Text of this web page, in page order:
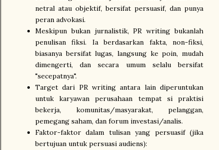
netral atau objektif, bersifat persuasif, dan punya
peran advokasi.
Meskipun bukan jurnalistik, PR writing bukanlah
penulisan fiksi. Ia berdasarkan fakta, non-fiksi,
biasanya bersifat lugas, langsung ke poin, mudah
dimengerti, dan secara umum selalu bersifat
"secepatnya".
Target dari PR writing antara lain diperuntukan
untuk karyawan perusahaan tempat si praktisi
bekerja, komunitas/masyarakat, pelanggan,
pemegang saham, dan forum investasi/analis.
Faktor-faktor dalam tulisan yang persuasif (jika
bertujuan untuk persuasi audiens):